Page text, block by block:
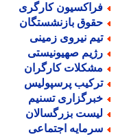
کارگری
بازنشستگان
نیروی زمینی
صهیونیستی
کارگران
پرسپولیس
تسنیم
بزرگسالان
اجتماعی